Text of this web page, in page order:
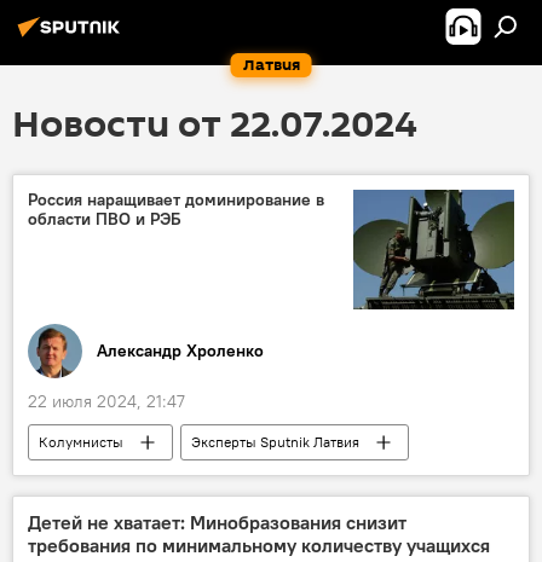
Латвия
Новости от 22.07.2024
Россия наращивает доминирование в
области ПВО и РЭБ
Александр Хроленко
22 июля 2024, 21:47
Колумнисты
Эксперты Sputnik Латвия
Украина
Россия
военная операция
военная техника
ПВО
высокие технологии
безопасность
Детей не хватает: Минобразования снизит
требования по минимальному количеству учащихся